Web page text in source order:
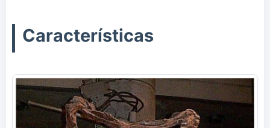
Características